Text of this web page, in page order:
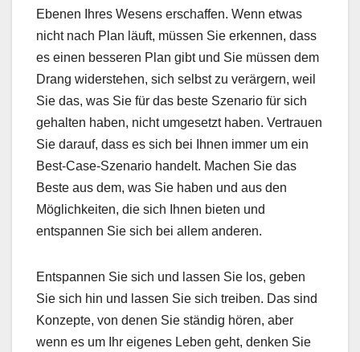
Ebenen Ihres Wesens erschaffen. Wenn etwas
nicht nach Plan läuft, müssen Sie erkennen, dass
es einen besseren Plan gibt und Sie müssen dem
Drang widerstehen, sich selbst zu verärgern, weil
Sie das, was Sie für das beste Szenario für sich
gehalten haben, nicht umgesetzt haben. Vertrauen
Sie darauf, dass es sich bei Ihnen immer um ein
Best-Case-Szenario handelt. Machen Sie das
Beste aus dem, was Sie haben und aus den
Möglichkeiten, die sich Ihnen bieten und
entspannen Sie sich bei allem anderen.
Entspannen Sie sich und lassen Sie los, geben
Sie sich hin und lassen Sie sich treiben. Das sind
Konzepte, von denen Sie ständig hören, aber
wenn es um Ihr eigenes Leben geht, denken Sie